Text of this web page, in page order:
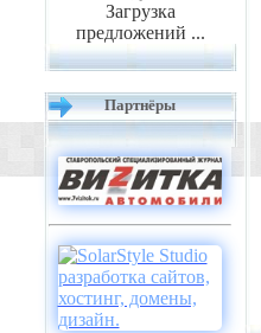
Загрузка
предложений ...
Партнёры